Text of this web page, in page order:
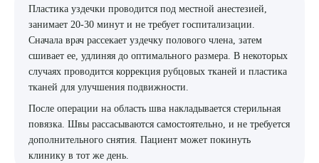
Пластика уздечки проводится под местной анестезией,
занимает 20-30 минут и не требует госпитализации.
Сначала врач рассекает уздечку полового члена, затем
сшивает ее, удлиняя до оптимального размера. В некоторых
случаях проводится коррекция рубцовых тканей и пластика
тканей для улучшения подвижности.
После операции на область шва накладывается стерильная
повязка. Швы рассасываются самостоятельно, и не требуется
дополнительного снятия. Пациент может покинуть
клинику в тот же день.
Выберите сопутствующую услугу
ПОДТВЕРДИТЬ